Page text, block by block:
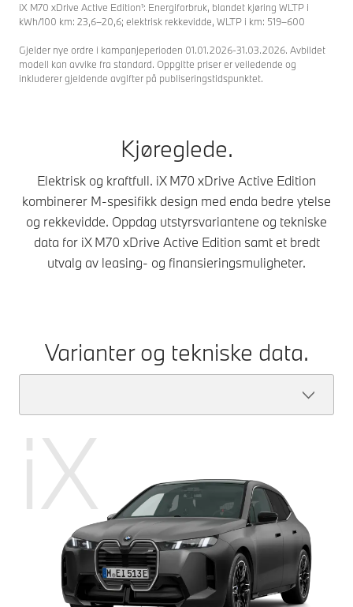
iX M70 xDrive Active Edition¹: Energiforbruk, blandet kjøring WLTP i
kWh/100 km: 23,6–20,6; elektrisk rekkevidde, WLTP i km: 519–600
Gjelder nye ordre i kampanjeperioden 01.01.2026-31.03.2026. Avbildet
modell kan avvike fra standard. Oppgitte priser er veiledende og
inkluderer gjeldende avgifter på publiseringstidspunktet.
Kjøreglede.
Elektrisk og kraftfull. iX M70 xDrive Active Edition
kombinerer M-spesifikk design med enda bedre ytelse
og rekkevidde. Oppdag utstyrsvariantene og tekniske
data for iX M70 xDrive Active Edition samt et bredt
utvalg av leasing- og finansieringsmuligheter.
Varianter og tekniske data.
iX